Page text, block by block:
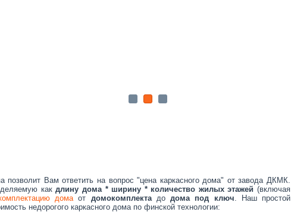
позволит Вам ответить на вопрос "цена каркасного дома" от завода ДКМК.
какдлину дома * ширину * количество жилых этажей (включая
домаот домокомплектадодома под ключ. Наш простой
недорогого каркасного дома по финской технологии: